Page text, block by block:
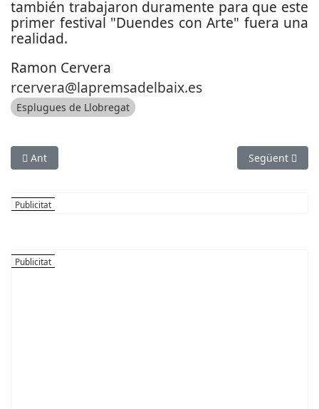
también trabajaron duramente para que este
primer festival "Duendes con Arte" fuera una
realidad.
Ramon Cervera
rcervera@lapremsadelbaix.es
Esplugues de Llobregat
Article anterior: Els Campaners continuaràn tocant a Sant
Ant Article
Següent